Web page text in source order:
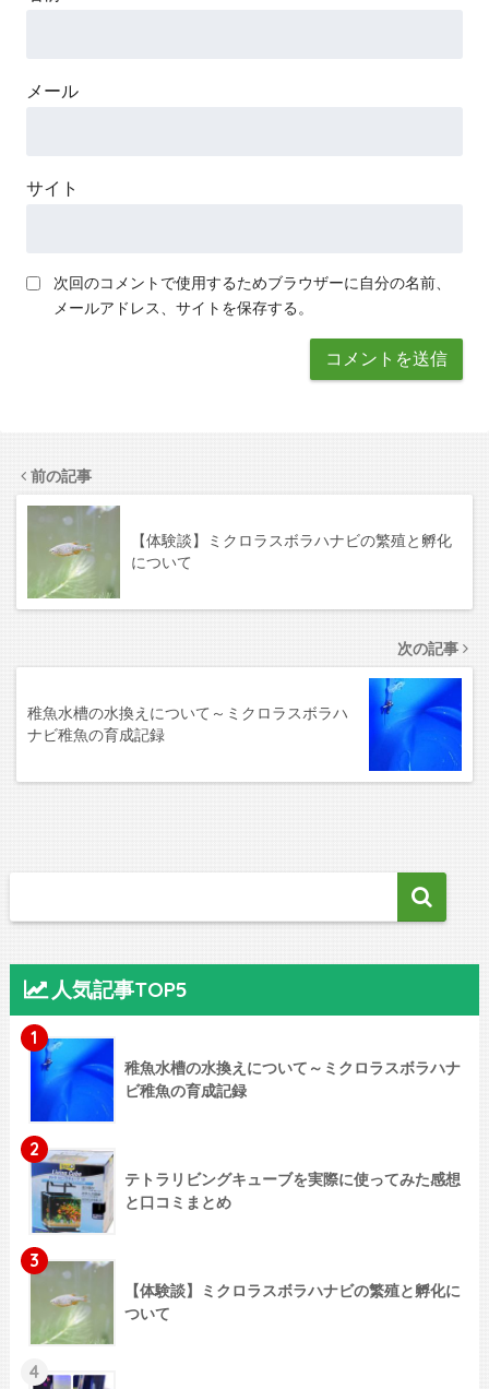
メール
サイト
次回のコメントで使用するためブラウザーに自分の名前、
メールアドレス、サイトを保存する。
前の記事
【体験談】ミクロラスボラハナビの繁殖と孵化
について
次の記事
稚魚水槽の水換えについて～ミクロラスボラハ
ナビ稚魚の育成記録
人気記事TOP5
1
稚魚水槽の水換えについて～ミクロラスボラハナ
ビ稚魚の育成記録
2
テトラリビングキューブを実際に使ってみた感想
と口コミまとめ
3
【体験談】ミクロラスボラハナビの繁殖と孵化に
ついて
4